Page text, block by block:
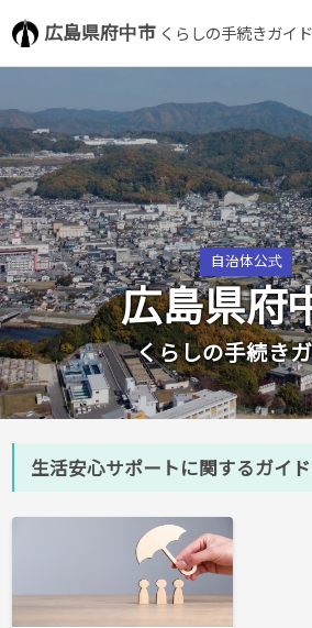
広島県府中市 くらしの手続きガイド
自治体公式
広島県府
くらしの手続き
生活安心サポートに関するガイド